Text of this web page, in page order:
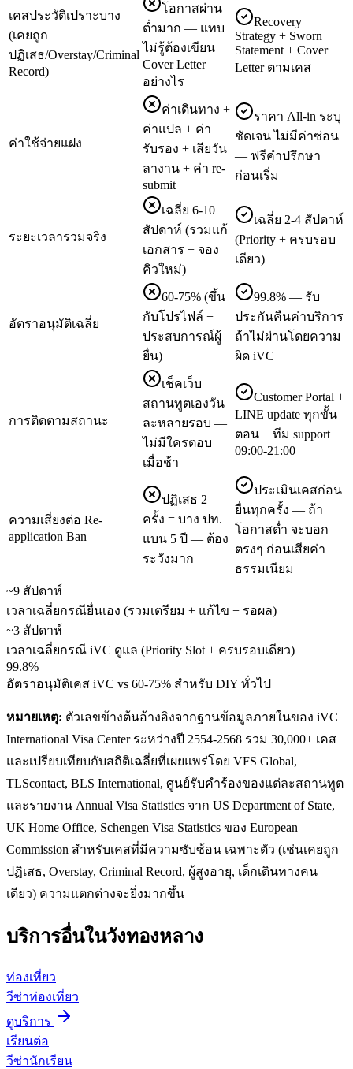
เคสประวัติเปราะบาง
(เคยถูก
ปฏิเสธ/Overstay/Criminal
Record)
โอกาสผ่าน
ต่ำมาก — แทบ
ไม่รู้ต้องเขียน
Cover Letter
อย่างไร
Recovery
Strategy + Sworn
Statement + Cover
Letter ตามเคส
ค่าใช้จ่ายแฝง
ค่าเดินทาง +
ค่าแปล + ค่า
รับรอง + เสียวัน
ลางาน + ค่า re-
submit
ราคา All-in ระบุ
ชัดเจน ไม่มีค่าซ่อน
— ฟรีคำปรึกษา
ก่อนเริ่ม
ระยะเวลารวมจริง
เฉลี่ย 6-10
สัปดาห์ (รวมแก้
เอกสาร + จอง
คิวใหม่)
เฉลี่ย 2-4 สัปดาห์
(Priority + ครบรอบ
เดียว)
อัตราอนุมัติเฉลี่ย
60-75% (ขึ้น
กับโปรไฟล์ +
ประสบการณ์ผู้
ยื่น)
99.8% — รับ
ประกันคืนค่าบริการ
ถ้าไม่ผ่านโดยความ
ผิด iVC
การติดตามสถานะ
เช็คเว็บ
สถานทูตเองวัน
ละหลายรอบ —
ไม่มีใครตอบ
เมื่อช้า
Customer Portal +
LINE update ทุกขั้น
ตอน + ทีม support
09:00-21:00
ความเสี่ยงต่อ Re-
application Ban
ปฏิเสธ 2
ครั้ง = บาง ปท.
แบน 5 ปี — ต้อง
ระวังมาก
ประเมินเคสก่อน
ยื่นทุกครั้ง — ถ้า
โอกาสต่ำ จะบอก
ตรงๆ ก่อนเสียค่า
ธรรมเนียม
~9 สัปดาห์
เวลาเฉลี่ยกรณียื่นเอง (รวมเตรียม + แก้ไข + รอผล)
~3 สัปดาห์
เวลาเฉลี่ยกรณี iVC ดูแล (Priority Slot + ครบรอบเดียว)
99.8%
อัตราอนุมัติเคส iVC vs 60-75% สำหรับ DIY ทั่วไป
หมายเหตุ: ตัวเลขข้างต้นอ้างอิงจากฐานข้อมูลภายในของ iVC
International Visa Center ระหว่างปี 2554-2568 รวม 30,000+ เคส
และเปรียบเทียบกับสถิติเฉลี่ยที่เผยแพร่โดย VFS Global,
TLScontact, BLS International, ศูนย์รับคำร้องของแต่ละสถานทูต
และรายงาน Annual Visa Statistics จาก US Department of State,
UK Home Office, Schengen Visa Statistics ของ European
Commission สำหรับเคสที่มีความซับซ้อน เฉพาะตัว (เช่นเคยถูก
ปฏิเสธ, Overstay, Criminal Record, ผู้สูงอายุ, เด็กเดินทางคน
เดียว) ความแตกต่างจะยิ่งมากขึ้น
บริการอื่นในวังทองหลาง
ท่องเที่ยว
วีซ่าท่องเที่ยว
ดูบริการ
เรียนต่อ
วีซ่านักเรียน